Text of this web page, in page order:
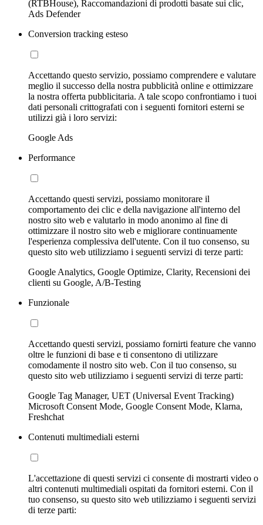
(RTBHouse), Raccomandazioni di prodotti basate sui clic,
Ads Defender
Conversion tracking esteso
Accettando questo servizio, possiamo comprendere e valutare
meglio il successo della nostra pubblicità online e ottimizzare
la nostra offerta pubblicitaria. A tale scopo confrontiamo i tuoi
dati personali crittografati con i seguenti fornitori esterni se
utilizzi già i loro servizi:
Google Ads
Performance
Accettando questi servizi, possiamo monitorare il
comportamento dei clic e della navigazione all'interno del
nostro sito web e valutarlo in modo anonimo al fine di
ottimizzare il nostro sito web e migliorare continuamente
l'esperienza complessiva dell'utente. Con il tuo consenso, su
questo sito web utilizziamo i seguenti servizi di terze parti:
Google Analytics, Google Optimize, Clarity, Recensioni dei
clienti su Google, A/B-Testing
Funzionale
Accettando questi servizi, possiamo fornirti feature che vanno
oltre le funzioni di base e ti consentono di utilizzare
comodamente il nostro sito web. Con il tuo consenso, su
questo sito web utilizziamo i seguenti servizi di terze parti:
Google Tag Manager, UET (Universal Event Tracking)
Microsoft Consent Mode, Google Consent Mode, Klarna,
Freshchat
Contenuti multimediali esterni
L'accettazione di questi servizi ci consente di mostrarti video o
altri contenuti multimediali ospitati da fornitori esterni. Con il
tuo consenso, su questo sito web utilizziamo i seguenti servizi
di terze parti: